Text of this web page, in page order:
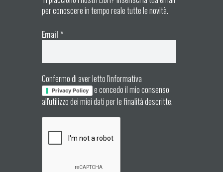
per conoscere in tempo reale tutte le novità.
Email *
Confermo di aver letto l'informativa
Privacy Policy
e concedo il mio consenso
all'utilizzo dei miei dati per le finalità descritte.